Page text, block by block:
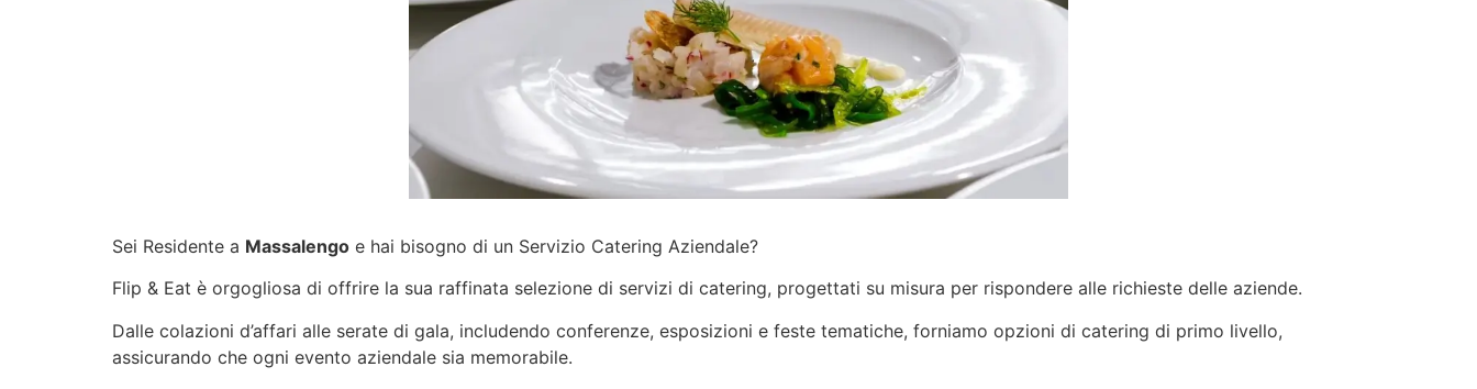
Sei Residente a Massalengo e hai bisogno di un Servizio Catering Aziendale?
Flip & Eat è orgogliosa di offrire la sua raffinata selezione di servizi di catering, progettati su misura per rispondere alle richieste delle aziende.
Dalle colazioni d’affari alle serate di gala, includendo conferenze, esposizioni e feste tematiche, forniamo opzioni di catering di primo livello,
assicurando che ogni evento aziendale sia memorabile.